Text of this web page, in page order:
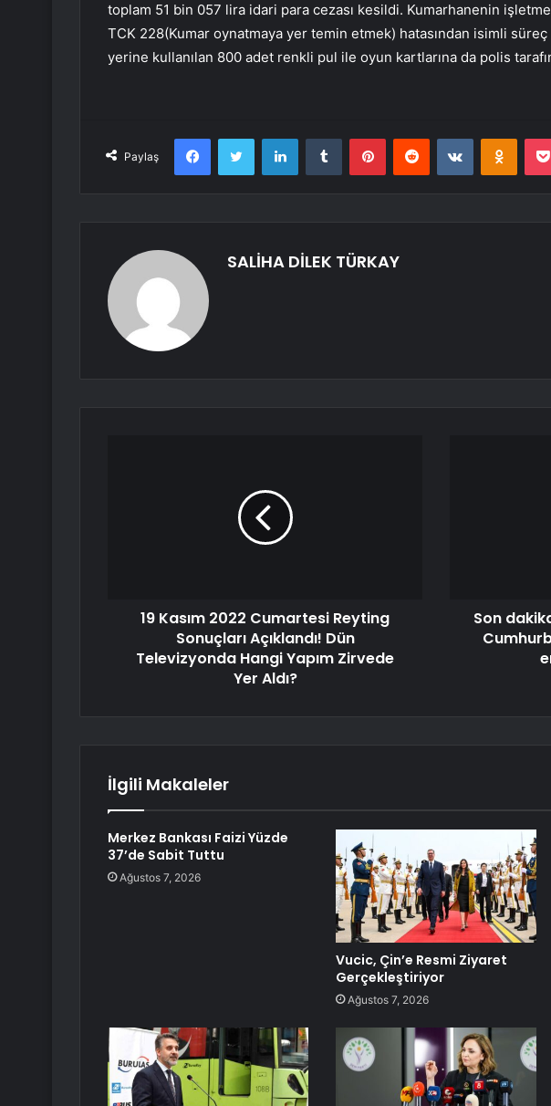
toplam 51 bin 057 lira idari para cezası kesildi. Kumarhanenin
TCK 228(Kumar oynatmaya yer temin etmek) hatasından isimli
yerine kullanılan 800 adet renkli pul ile oyun kartlarına da polis
Paylaş
FacebookTwitter LinkedInTumblr PinterestReddit VKontakte
SALİHA DİLEK TÜRKAY
19 Kasım 2022 Cumartesi Reyting
Sonuçları Açıklandı! Dün
Televizyonda Hangi Yapım Zirvede
Yer Aldı?
Son
İlgili Makaleler
Merkez Bankası Faizi Yüzde
37’de Sabit Tuttu
Ağustos 7, 2026
Vucic, Çin’e Resmi Ziyaret
Gerçekleştiriyor
Ağustos 7, 2026